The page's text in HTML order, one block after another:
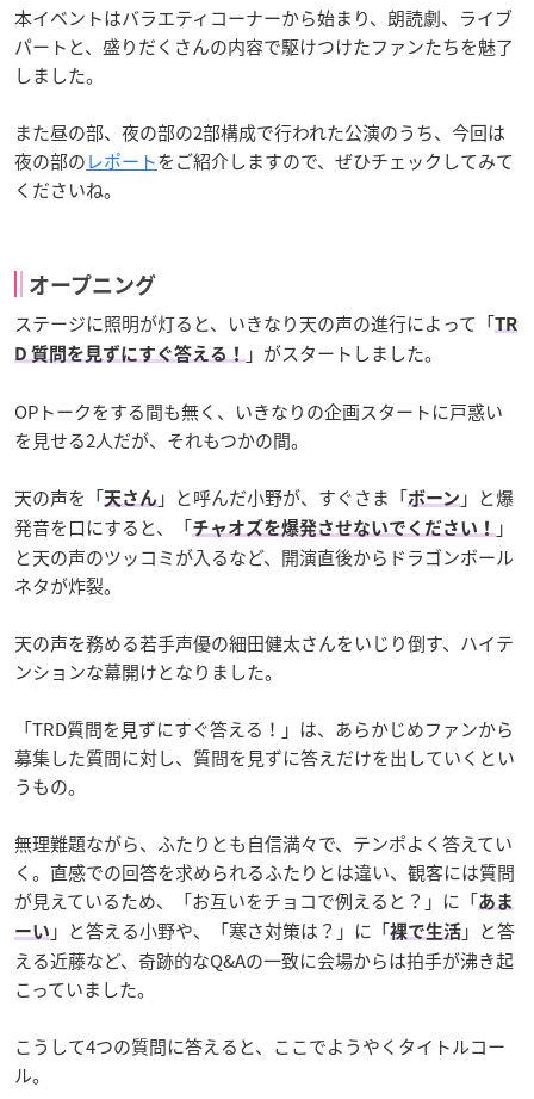
本イベントはバラエティコーナーから始まり、朗読劇、ライブ
パートと、盛りだくさんの内容で駆けつけたファンたちを魅了
しました。
また昼の部、夜の部の2部構成で行われた公演のうち、今回は
夜の部のレポートをご紹介しますので、ぜひチェックしてみて
くださいね。
オープニング
ステージに照明が灯ると、いきなり天の声の進行によって「TR
D 質問を見ずにすぐ答える！
」がスタートしました。
OPトークをする間も無く、いきなりの企画スタートに戸惑い
を見せる2人だが、それもつかの間。
天の声を「天さん 」と呼んだ小野が、すぐさま「ボーン 」と爆
発音を口にすると、「チャオズを爆発させないでください！
」
と天の声のツッコミが入るなど、開演直後からドラゴンボール
ネタが炸裂。
天の声を務める若手声優の細田健太さんをいじり倒す、ハイテ
ンションな幕開けとなりました。
「TRD質問を見ずにすぐ答える！」は、あらかじめファンから
募集した質問に対し、質問を見ずに答えだけを出していくとい
うもの。
無理難題ながら、ふたりとも自信満々で、テンポよく答えてい
く。直感での回答を求められるふたりとは違い、観客には質問
が見えているため、「お互いをチョコで例えると？」に「あま
ーい 」と答える小野や、「寒さ対策は？」に「裸で生活 」と答
える近藤など、奇跡的なQ&Aの一致に会場からは拍手が沸き起
こっていました。
こうして4つの質問に答えると、ここでようやくタイトルコー
ル。